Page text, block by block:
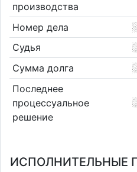
производства
Номер дела
Судья
Сумма долга
Последнее
процессуальное
решение
ИСПОЛНИТЕЛЬНЫЕ